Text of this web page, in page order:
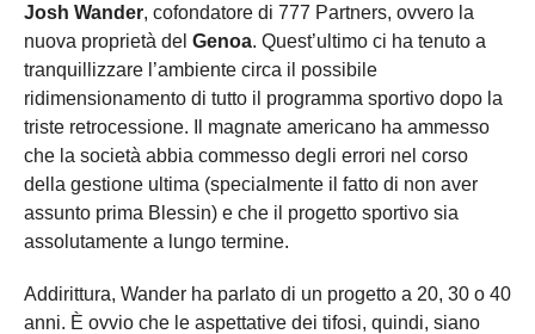
Josh Wander, cofondatore di 777 Partners, ovvero la
nuova proprietà del Genoa. Quest’ultimo ci ha tenuto a
tranquillizzare l’ambiente circa il possibile
ridimensionamento di tutto il programma sportivo dopo la
triste retrocessione. Il magnate americano ha ammesso
che la società abbia commesso degli errori nel corso
della gestione ultima (specialmente il fatto di non aver
assunto prima Blessin) e che il progetto sportivo sia
assolutamente a lungo termine.
Addirittura, Wander ha parlato di un progetto a 20, 30 o 40
anni. È ovvio che le aspettative dei tifosi, quindi, siano